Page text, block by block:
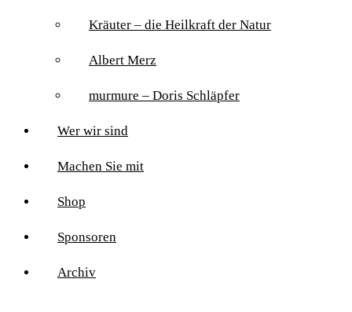
Kräuter – die Heilkraft der Natur
Albert Merz
murmure – Doris Schläpfer
Wer wir sind
Machen Sie mit
Shop
Sponsoren
Archiv